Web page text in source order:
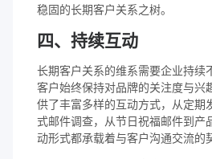
稳固的长期客户关系之树。
四、持续互动
长期客户关系的维系需要企业持续
客户始终保持对品牌的关注度与兴
供了丰富多样的互动方式，从定期
式邮件调查，从节日祝福邮件到产
动形式都承载着与客户沟通交流的